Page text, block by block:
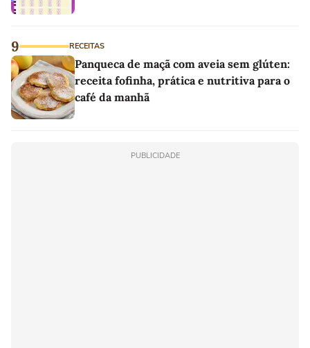
9 RECEITAS
Panqueca de maçã com aveia sem glúten:
receita fofinha, prática e nutritiva para o
café da manhã
PUBLICIDADE